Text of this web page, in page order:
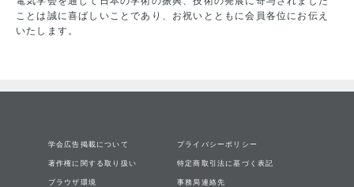
ことは誠に喜ばしいことであり、お祝いとともに会員各位にお伝え
いたします。
学会広告掲載について プライバシーポリシー
著作権に関する取り扱い 特定商取引法に基づく表記
ブラウザ環境 事務局連絡先